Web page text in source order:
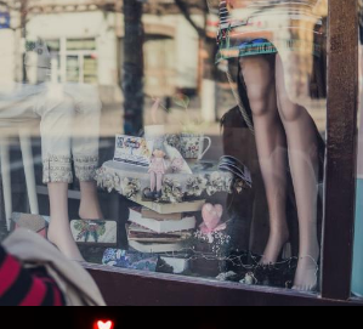
поддержка интернет-
StepClub
Смотреть проект